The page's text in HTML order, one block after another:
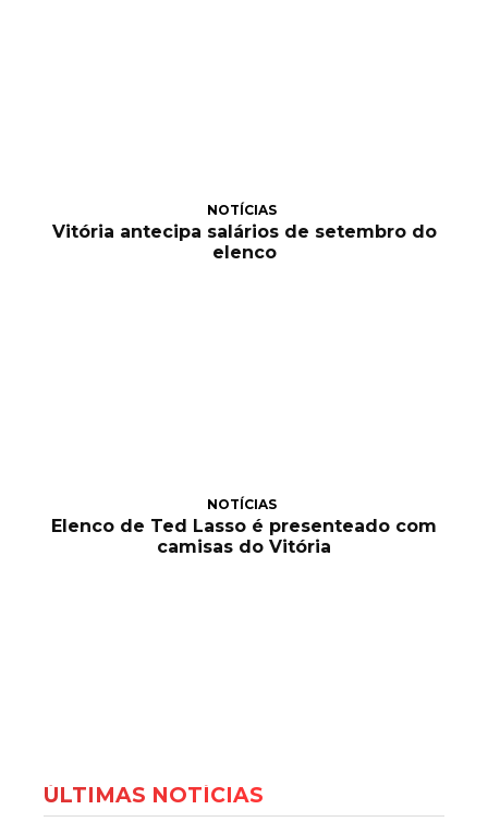
NOTÍCIAS
Vitória antecipa salários de setembro do
elenco
NOTÍCIAS
Elenco de Ted Lasso é presenteado com
camisas do Vitória
ÚLTIMAS NOTÍCIAS